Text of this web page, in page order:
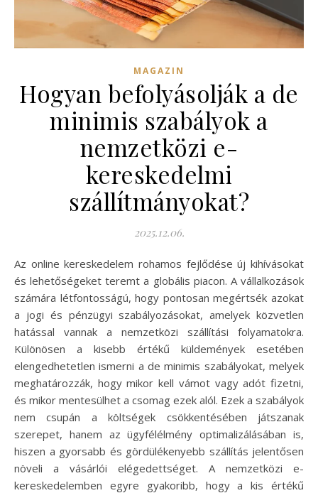
MAGAZIN
Hogyan befolyásolják a de
minimis szabályok a
nemzetközi e-
kereskedelmi
szállítmányokat?
2025.12.06.
Az online kereskedelem rohamos fejlődése új kihívásokat
és lehetőségeket teremt a globális piacon. A vállalkozások
számára létfontosságú, hogy pontosan megértsék azokat
a jogi és pénzügyi szabályozásokat, amelyek közvetlen
hatással vannak a nemzetközi szállítási folyamatokra.
Különösen a kisebb értékű küldemények esetében
elengedhetetlen ismerni a de minimis szabályokat, melyek
meghatározzák, hogy mikor kell vámot vagy adót fizetni,
és mikor mentesülhet a csomag ezek alól. Ezek a szabályok
nem csupán a költségek csökkentésében játszanak
szerepet, hanem az ügyfélélmény optimalizálásában is,
hiszen a gyorsabb és gördülékenyebb szállítás jelentősen
növeli a vásárlói elégedettséget. A nemzetközi e-
kereskedelemben egyre gyakoribb, hogy a kis értékű